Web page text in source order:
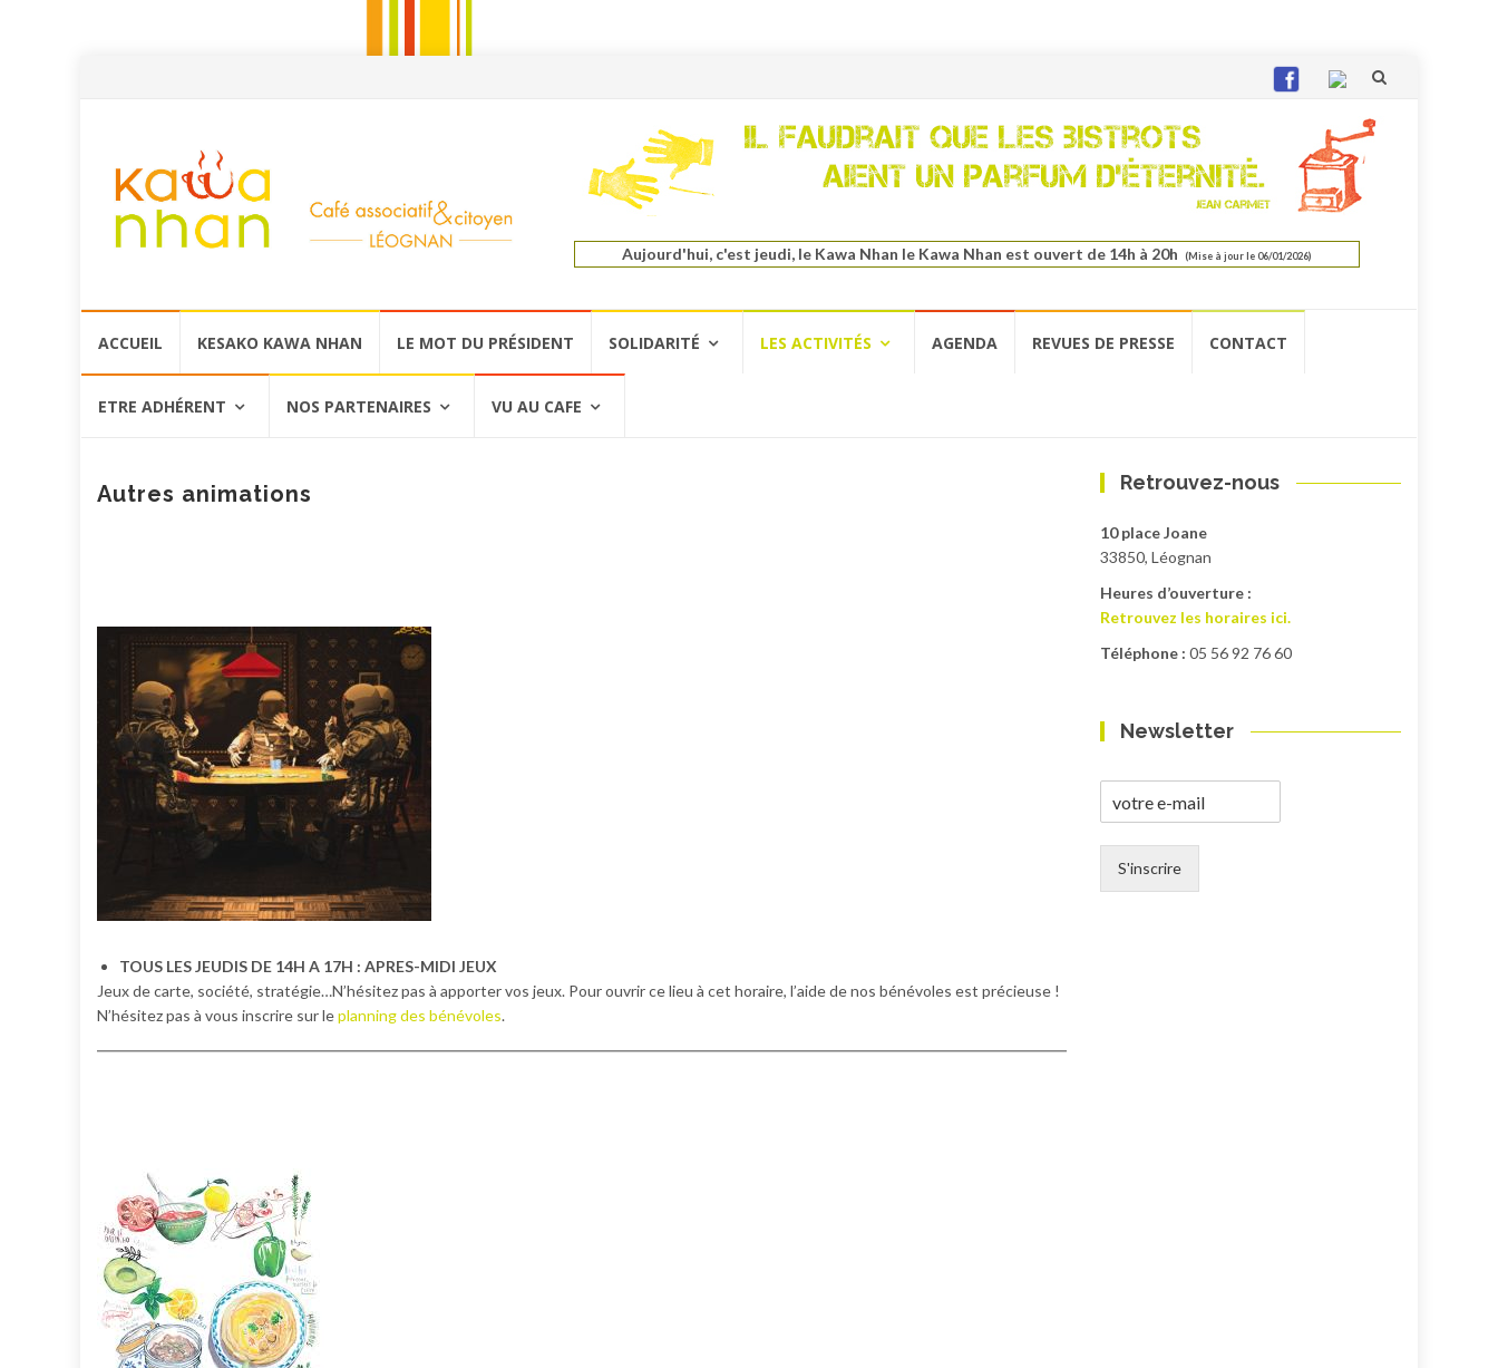
Aller
contenu
Aujourd'hui, c'est jeudi, le Kawa Nhan le Kawa Nhan est ouvert de 14h à 20h (Mise à jour le 06/01/2026)
contenu
ACCUEIL KESAKO KAWA NHAN LE MOT DU PRÉSIDENT SOLIDARITÉ LES ACTIVITÉS AGENDA REVUES DE PRESSE CONTACT
ETRE ADHÉRENT NOS PARTENAIRES VU AU CAFE
Autres animations
TOUS LES JEUDIS DE 14H A 17H : APRES-MIDI JEUX
Jeux de carte, société, stratégie…N’hésitez pas à apporter vos jeux. Pour ouvrir ce lieu à cet horaire, l’aide de nos bénévoles est précieuse !
N’hésitez pas à vous inscrire sur leplanning des bénévoles.
Retrouvez-nous
10 place Joane
33850, Léognan
Heures d’ouverture :
Retrouvez les horaires ici.
Téléphone : 05 56 92 76 60
Newsletter
S'inscrire